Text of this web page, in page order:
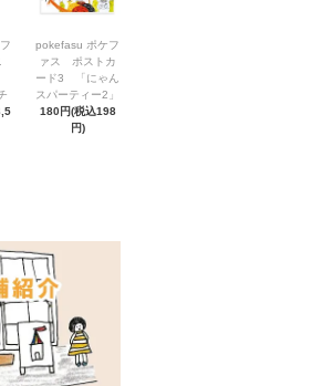
pokefasu ポケフ
ァス ポストカ
ード3 「にゃん
スパーティー2」
180円(税込198
円)